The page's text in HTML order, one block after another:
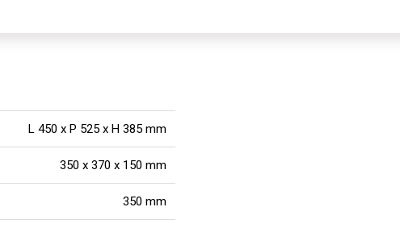
L 450 x P 525 x H 385 mm
350 x 370 x 150 mm
350 mm